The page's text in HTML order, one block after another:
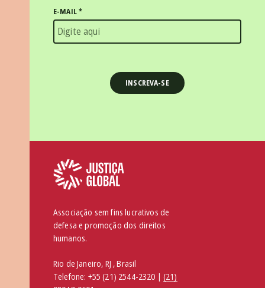
E-MAIL*
Associação sem fins lucrativos de
defesa e promoção dos direitos
humanos.
Rio de Janeiro, RJ , Brasil
Telefone: +55 (21) 2544-2320 | (21)